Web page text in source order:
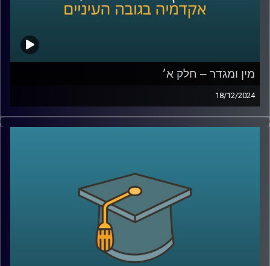
מין ומגדר – חלק א׳
18/12/2024
בפרק הזה נצלול לתחום מרתק שנוגע בכולנו אבל לא תמיד
אנחנו חושבים עליו: כיצד השפעות מגדריות יכולות לעצב את
מהלבוש ועד לפעילויות שהם בוחרים, אבל האם חשבתם על
כך שהחלטות אלו עשויות גם להשפיע על תחומי העניין
והכישורים שלהם?
בפרק הזה, נארח את פרופסור תמר שגיא מבית הספר ברוך
איבצ׳ר לפסיכולוגיה שתחשוף כיצד מסרים מגדריים, שלעתים
איננו מודעים להם, יכולים לעצב את האופן שבו ילדים תופסים
את עצמם ואת האפשרויות מונחות בפניהם